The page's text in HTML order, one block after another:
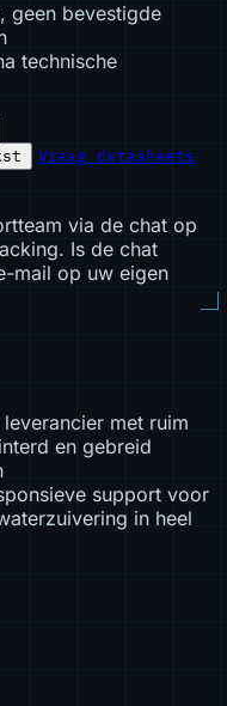
geen bevestigde
technische
Vraag datasheets
via de chat op
Is de chat
mail op uw eigen
met ruim
en gebreid
support voor
in heel